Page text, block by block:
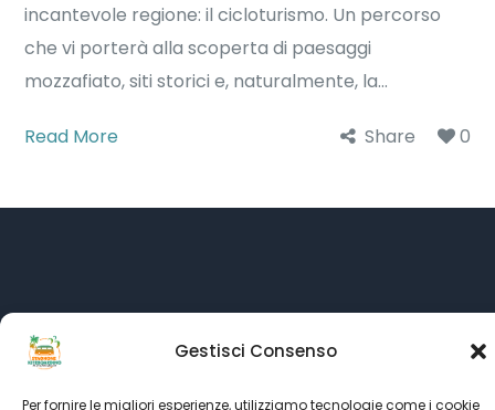
Gestisci Consenso
Per fornire le migliori esperienze, utilizziamo tecnologie come i cookie
incantevole regione: il cicloturismo. Un percorso
che vi porterà alla scoperta di paesaggi
mozzafiato, siti storici e, naturalmente, la...
Read More Share 0